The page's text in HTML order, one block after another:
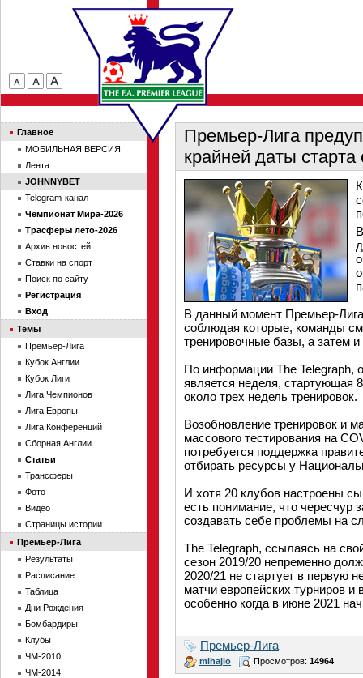
Премьер-Лига
крайней даты старта
В данный момент Премьер-Лига
соблюдая которые, команды
тренировочные базы, а затем и
По информации The Telegraph,
является неделя, стартующая
около трех недель тренировок.
Возобновление тренировок и
массового тестирования на
потребуется поддержка
отбирать ресурсы у
И хотя 20 клубов настроены
есть понимание, что чересчур
создавать себе проблемы на
The Telegraph, ссылаясь на
сезон 2019/20 непременно
2020/21 не стартует в первую
матчи европейских турниров
особенно когда в июне 2021
Премьер-Лига
mihajlo Просмотров: 14964
Главное
МОБИЛЬНАЯ ВЕРСИЯ
Лента
JOHNNYBET
Telegram-канал
Чемпионат Мира-2026
Трасферы лето-2026
Архив новостей
Ставки на спорт
Поиск по сайту
Регистрация
Вход
Темы
Премьер-Лига
Кубок Англии
Кубок Лиги
Лига Чемпионов
Лига Европы
Лига Конференций
Сборная Англии
Статьи
Трансферы
Фото
Видео
Страницы истории
Премьер-Лига
Результаты
Расписание
Таблица
Дни Рождения
Бомбардиры
Клубы
ЧМ-2010
ЧМ-2014